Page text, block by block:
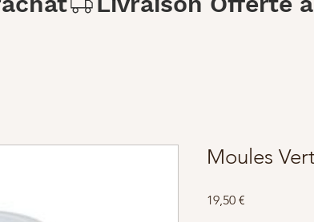
Moules
19,50 €